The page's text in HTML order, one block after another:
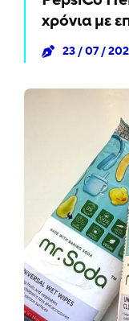
χρόνια με
23 / 07 /